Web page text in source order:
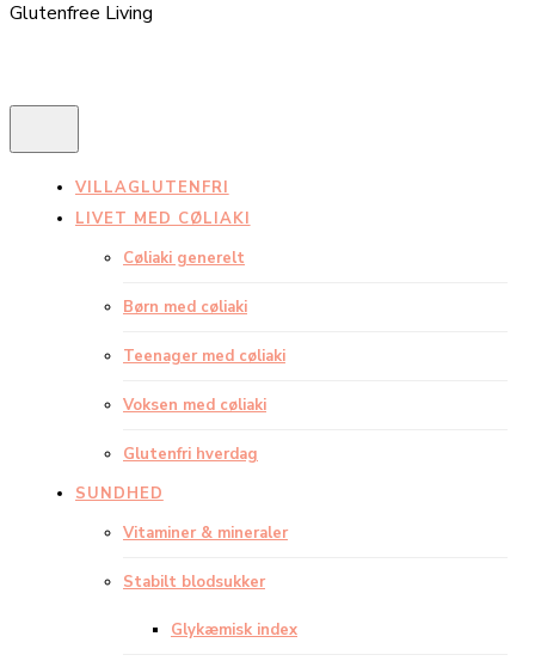
Glutenfree Living
VILLAGLUTENFRI
LIVET MED CØLIAKI
Cøliaki generelt
Børn med cøliaki
Teenager med cøliaki
Voksen med cøliaki
Glutenfri hverdag
SUNDHED
Vitaminer & mineraler
Stabilt blodsukker
Glykæmisk index